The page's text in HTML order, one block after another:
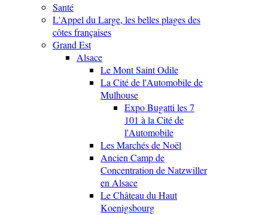
Santé
L'Appel du Large, les belles plages des
côtes françaises
Grand Est
Alsace
Le Mont Saint Odile
La Cité de l'Automobile de
Mulhouse
Expo Bugatti les 7
101 à la Cité de
l'Automobile
Les Marchés de Noël
Ancien Camp de
Concentration de Natzwiller
en Alsace
Le Château du Haut
Koenigsbourg